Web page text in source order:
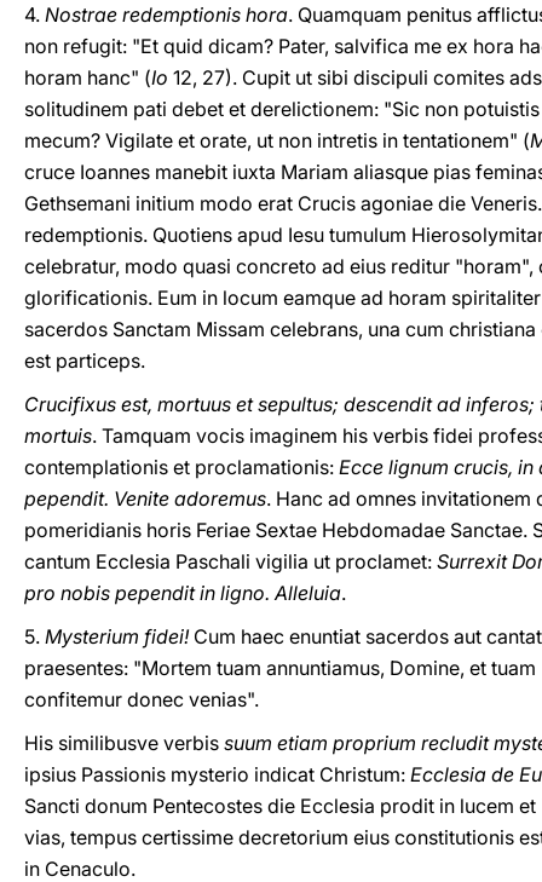
4. Nostrae redemptionis hora. Quamquam penitus
non refugit: "Et quid dicam? Pater, salvifica me ex hora
horam hanc" (Io 12, 27). Cupit ut sibi discipuli comites
solitudinem pati debet et derelictionem: "Sic non
mecum? Vigilate et orate, ut non intretis in tentationem" (
cruce Ioannes manebit iuxta Mariam aliasque pias
Gethsemani initium modo erat Crucis agoniae die Veneris.
redemptionis. Quotiens apud Iesu tumulum
celebratur, modo quasi concreto ad eius reditur "horam",
glorificationis. Eum in locum eamque ad horam
sacerdos Sanctam Missam celebrans, una cum
est particeps.
Crucifixus est, mortuus et sepultus; descendit ad
mortuis. Tamquam vocis imaginem his verbis fidei
contemplationis et proclamationis: Ecce lignum crucis, in
pependit. Venite adoremus. Hanc ad omnes invitationem
pomeridianis horis Feriae Sextae Hebdomadae Sanctae.
cantum Ecclesia Paschali vigilia ut proclamet: Surrexit
pro nobis pependit in ligno. Alleluia.
5. Mysterium fidei!Cum haec enuntiat sacerdos aut
praesentes: "Mortem tuam annuntiamus, Domine, et
confitemur donec venias".
His similibusve verbis suum etiam proprium recludit
ipsius Passionis mysterio indicat Christum: Ecclesia de
Sancti donum Pentecostes die Ecclesia prodit in lucem
vias, tempus certissime decretorium eius constitutionis
in Cenaculo.